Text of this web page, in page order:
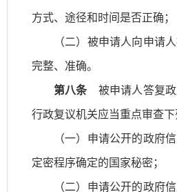
方式、途径和时间是否正确；
（二）被申请人向申请
完整、准确。
第八条被申请人答复政
行政复议机关应当重点审查下
（一）申请公开的政府
定密程序确定的国家秘密；
（二）申请公开的政府